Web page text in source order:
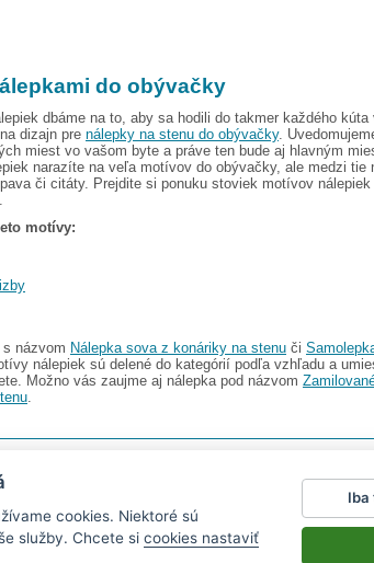
do obývačky
dbáme na to, aby sa hodili do takmer každého kúta
dizajn pre nálepky na stenu do obývačky.
miest vo vašom byte a práve ten bude aj hlavným
narazíte na veľa motívov do obývačky, ale medzi tie
či citáty. Prejdite si ponuku stoviek motívov
motívy:
názvom Nálepka sova z konáriky na stenu či
nálepiek sú delené do kategórií podľa vzhľadu a
Možno vás zaujme aj nálepka pod názvom
Reklamačný
|logoprinty|magnesy ze zdjęciem samolepky na zeď|
cookies. Niektoré sú
služby. Chcete si cookies nastaviť
Iba